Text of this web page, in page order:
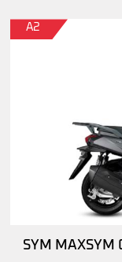
A2
SYM MAXSYM